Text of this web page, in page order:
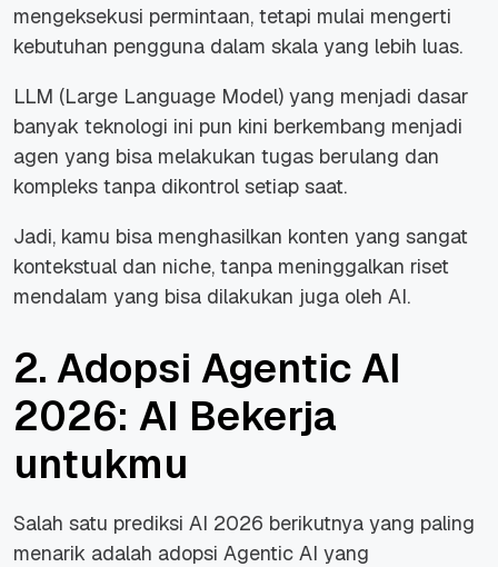
mengeksekusi permintaan, tetapi mulai mengerti
kebutuhan pengguna dalam skala yang lebih luas.
LLM (Large Language Model) yang menjadi dasar
banyak teknologi ini pun kini berkembang menjadi
agen yang bisa melakukan tugas berulang dan
kompleks tanpa dikontrol setiap saat.
Jadi, kamu bisa menghasilkan konten yang sangat
kontekstual dan niche, tanpa meninggalkan riset
mendalam yang bisa dilakukan juga oleh AI.
2. Adopsi Agentic AI
2026: AI Bekerja
untukmu
Salah satu prediksi AI 2026 berikutnya yang paling
menarik adalah adopsi Agentic AI yang